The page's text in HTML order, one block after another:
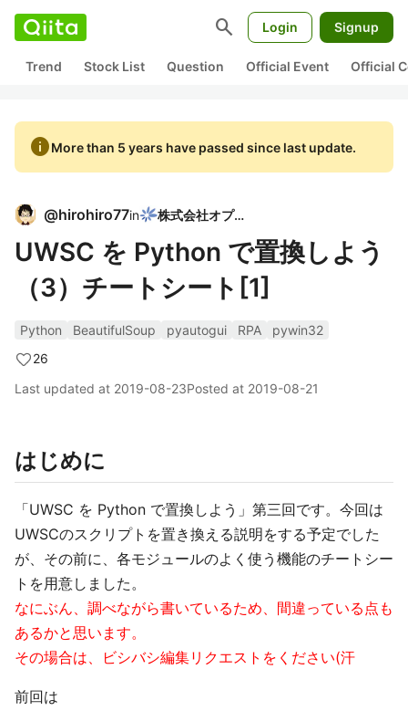
search Login Signup
Trend Stock List Question Official Event Official
infoMore than 5 years have passed since last update.
@hirohiro77in 株式会社オプト
UWSC を Python で置換しよう
（3）チートシート[1]
Python BeautifulSoup pyautogui RPA
pywin32
26
Last updated at 2019-08-23Posted at 2019-08-21
はじめに
「UWSC を Python で置換しよう」第三回です。今回は
UWSCのスクリプトを置き換える説明をする予定でした
が、その前に、各モジュールのよく使う機能のチートシー
トを用意しました。
なにぶん、調べながら書いているため、間違っている点も
あるかと思います。
その場合は、ビシバシ編集リクエストをください(汗
前回は